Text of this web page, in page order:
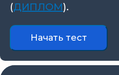
(ДИПЛОМ).